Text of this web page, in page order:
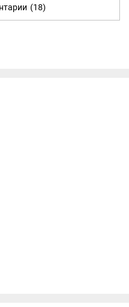
(18)